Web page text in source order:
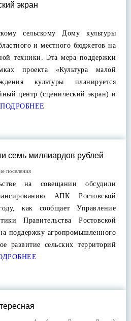
экран
сельскому Дому культуры
и местного бюджетов на
техники. Эта мера поддержки
проекта «Культура малой
культуры планируется
центр (сценический экран) и
ПОДРОБНЕЕ
семь миллиардов рублей
поселения
на совещании обсудили
АПК Ростовской
как сообщает Управление
Правительства Ростовской
поддержку агропромышленного
развитие сельских территорий